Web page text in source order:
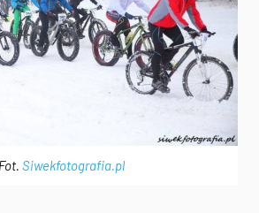
Fot. Siwekfotografia.pl